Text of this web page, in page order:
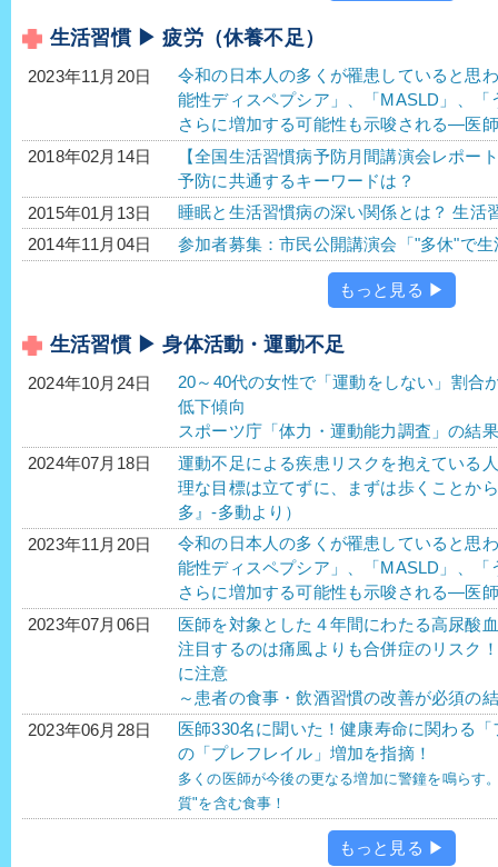
生活習慣 ▶ 疲労（休養不足）
2023年11月20日
令和の日本人の多くが罹患していると思
能性ディスペプシア」、「MASLD」、
さらに増加する可能性も示唆される―医
2018年02月14日
【全国生活習慣病予防月間講演会レポー
予防に共通するキーワードは？
2015年01月13日
睡眠と生活習慣病の深い関係とは？ 生活
2014年11月04日
参加者募集：市民公開講演会「"多休"で
もっと見る ▶
生活習慣 ▶ 身体活動・運動不足
2024年10月24日
20～40代の女性で「運動をしない」割合
低下傾向
スポーツ庁「体力・運動能力調査」の結果
2024年07月18日
運動不足による疾患リスクを抱えている
理な目標は立てずに、まずは歩くことか
多』-多動より）
2023年11月20日
令和の日本人の多くが罹患していると思
能性ディスペプシア」、「MASLD」、
さらに増加する可能性も示唆される―医
2023年07月06日
医師を対象とした４年間にわたる高尿酸
注目するのは痛風よりも合併症のリスク
に注意
～患者の食事・飲酒習慣の改善が必須の
2023年06月28日
医師330名に聞いた！健康寿命に関わる
の「プレフレイル」増加を指摘！
多くの医師が今後の更なる増加に警鐘を鳴らす
質"を含む食事！
もっと見る ▶